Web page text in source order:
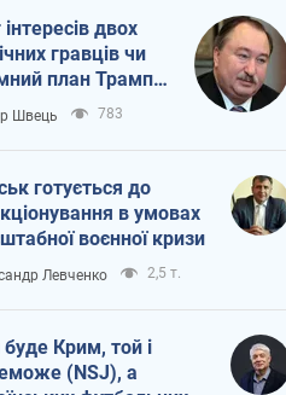
інтересів двох
гравців чи
план Трампа
Швець 783
готується до
в умовах
воєнної кризи
Левченко 2,5 т.
Крим, той і
(NSJ), а